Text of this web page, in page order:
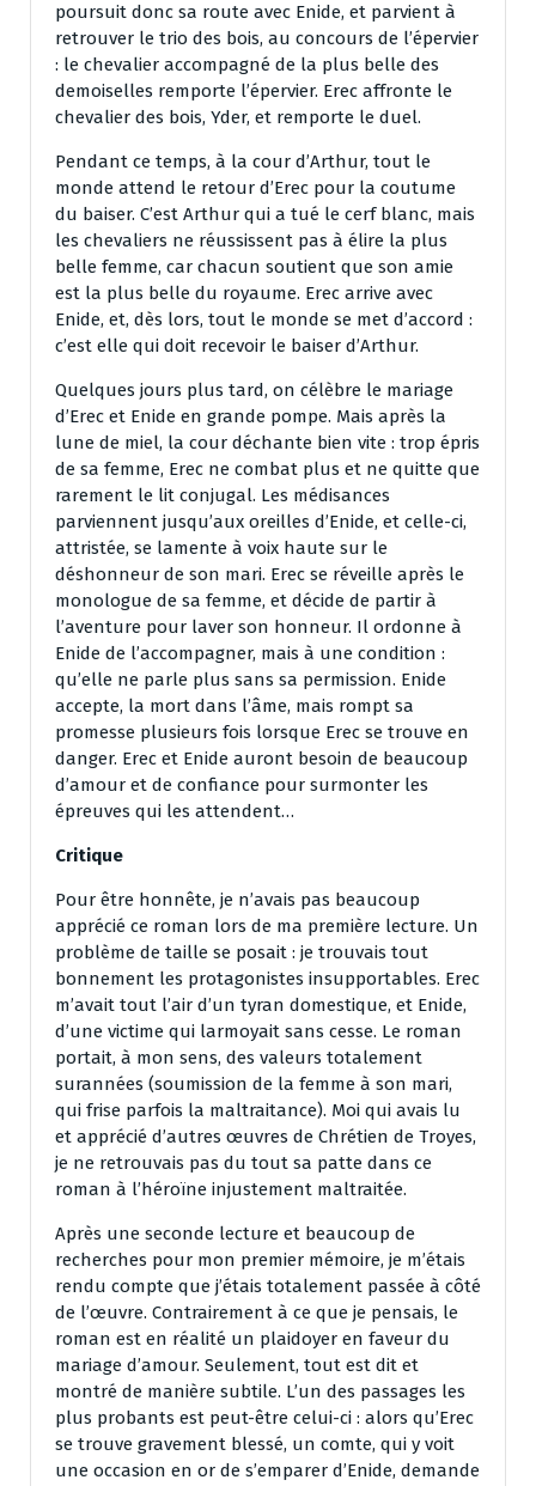
poursuit donc sa route avec Enide, et parvient à
retrouver le trio des bois, au concours de l’épervier
: le chevalier accompagné de la plus belle des
demoiselles remporte l’épervier. Erec affronte le
chevalier des bois, Yder, et remporte le duel.
Pendant ce temps, à la cour d’Arthur, tout le
monde attend le retour d’Erec pour la coutume
du baiser. C’est Arthur qui a tué le cerf blanc, mais
les chevaliers ne réussissent pas à élire la plus
belle femme, car chacun soutient que son amie
est la plus belle du royaume. Erec arrive avec
Enide, et, dès lors, tout le monde se met d’accord :
c’est elle qui doit recevoir le baiser d’Arthur.
Quelques jours plus tard, on célèbre le mariage
d’Erec et Enide en grande pompe. Mais après la
lune de miel, la cour déchante bien vite : trop épris
de sa femme, Erec ne combat plus et ne quitte que
rarement le lit conjugal. Les médisances
parviennent jusqu’aux oreilles d’Enide, et celle-ci,
attristée, se lamente à voix haute sur le
déshonneur de son mari. Erec se réveille après le
monologue de sa femme, et décide de partir à
l’aventure pour laver son honneur. Il ordonne à
Enide de l’accompagner, mais à une condition :
qu’elle ne parle plus sans sa permission. Enide
accepte, la mort dans l’âme, mais rompt sa
promesse plusieurs fois lorsque Erec se trouve en
danger. Erec et Enide auront besoin de beaucoup
d’amour et de confiance pour surmonter les
épreuves qui les attendent…
Critique
Pour être honnête, je n’avais pas beaucoup
apprécié ce roman lors de ma première lecture. Un
problème de taille se posait : je trouvais tout
bonnement les protagonistes insupportables. Erec
m’avait tout l’air d’un tyran domestique, et Enide,
d’une victime qui larmoyait sans cesse. Le roman
portait, à mon sens, des valeurs totalement
surannées (soumission de la femme à son mari,
qui frise parfois la maltraitance). Moi qui avais lu
et apprécié d’autres œuvres de Chrétien de Troyes,
je ne retrouvais pas du tout sa patte dans ce
roman à l’héroïne injustement maltraitée.
Après une seconde lecture et beaucoup de
recherches pour mon premier mémoire, je m’étais
rendu compte que j’étais totalement passée à côté
de l’œuvre. Contrairement à ce que je pensais, le
roman est en réalité un plaidoyer en faveur du
mariage d’amour. Seulement, tout est dit et
montré de manière subtile. L’un des passages les
plus probants est peut-être celui-ci : alors qu’Erec
se trouve gravement blessé, un comte, qui y voit
une occasion en or de s’emparer d’Enide, demande